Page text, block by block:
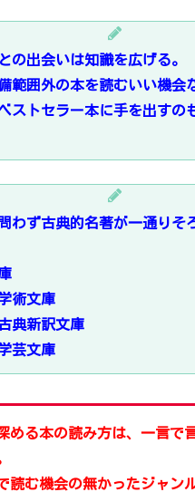
の出会いは知識を広げる。
範囲外の本を読むいい機会
ストセラー本に手を出すの
わず古典的名著が一通りそ
術文庫
典新訳文庫
芸文庫
める本の読み方は、一言で
読む機会の無かったジャン